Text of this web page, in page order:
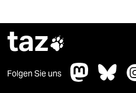
taz
Folgen Sie uns